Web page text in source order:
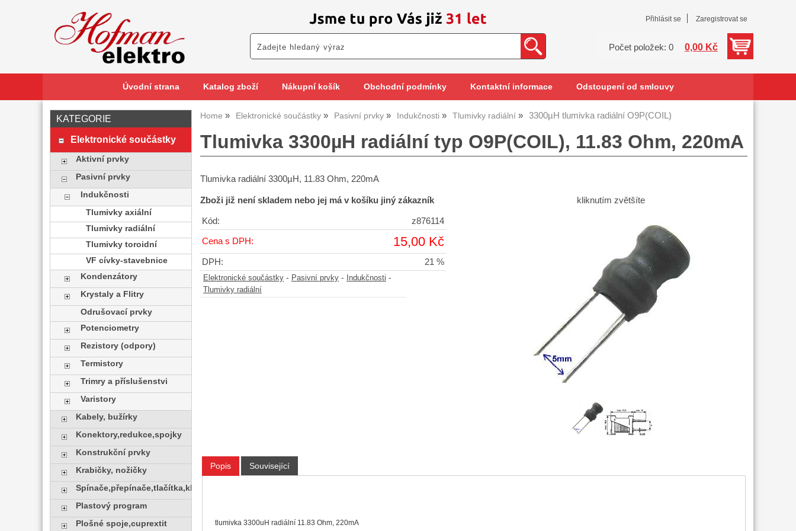
Přihlásit se Zaregistrovat se
Počet položek: 0 0,00 Kč
Úvodní strana Katalog zboží Nákupní košík Obchodní podmínky Kontaktní informace Odstoupení od smlouvy
Home Elektronické součástky Pasivní prvky Indukčnosti Tlumivky radiální 3300µH tlumivka radiální O9P(COIL)
Tlumivka 3300µH radiální typ O9P(COIL), 11.83 Ohm, 220mA
Tlumivka radiální 3300µH, 11.83 Ohm, 220mA
kliknutím zvětšíte
Zboži již není skladem nebo jej má v košíku jiný zákazník
Kód: z876114
Cena s DPH: 15,00 Kč
DPH: 21 %
Elektronické součástky - Pasivní prvky - Indukčnosti -
Tlumivky radiální
Popis Související
tlumivka 3300uH radiální 11.83 Ohm, 220mA
KATEGORIE
Elektronické součástky
Aktivní prvky
Pasivní prvky
Indukčnosti
Tlumivky axiální
Tlumivky radiální
Tlumivky toroidní
VF cívky-stavebnice
Kondenzátory
Krystaly a Flitry
Odrušovací prvky
Potenciometry
Rezistory (odpory)
Termistory
Trimry a příslušenstvi
Varistory
Kabely, bužírky
Konektory,redukce,spojky
Konstrukční prvky
Krabičky, nožičky
Spínače,přepínače,tlačítka,klávesy
Plastový program
Plošné spoje,cuprextit